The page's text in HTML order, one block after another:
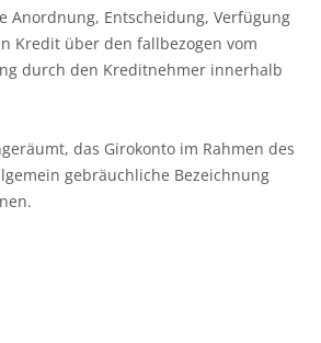
Anordnung, Entscheidung, Verfügung
Kredit über den fallbezogen vom
durch den Kreditnehmer innerhalb
das Girokonto im Rahmen des
gebräuchliche Bezeichnung